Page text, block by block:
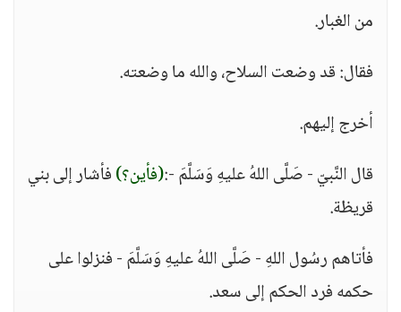
من الغبار.
فقال: قد وضعت السلاح، والله ما وضعته.
أخرج إليهم.
قال النَّبيّ - صَلَّى اللهُ عليهِ وَسَلَّمَ -:(فأين؟)فأشار إلى بني
قريظة.
فأتاهم رسُول اللهِ - صَلَّى اللهُ عليهِ وَسَلَّمَ - فنزلوا على
حكمه فرد الحكم إلى سعد.